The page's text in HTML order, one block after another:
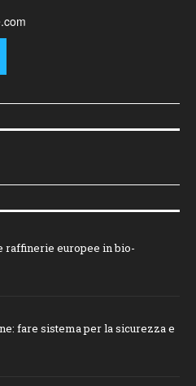
raffinerie europee in bio-
fare sistema per la sicurezza e